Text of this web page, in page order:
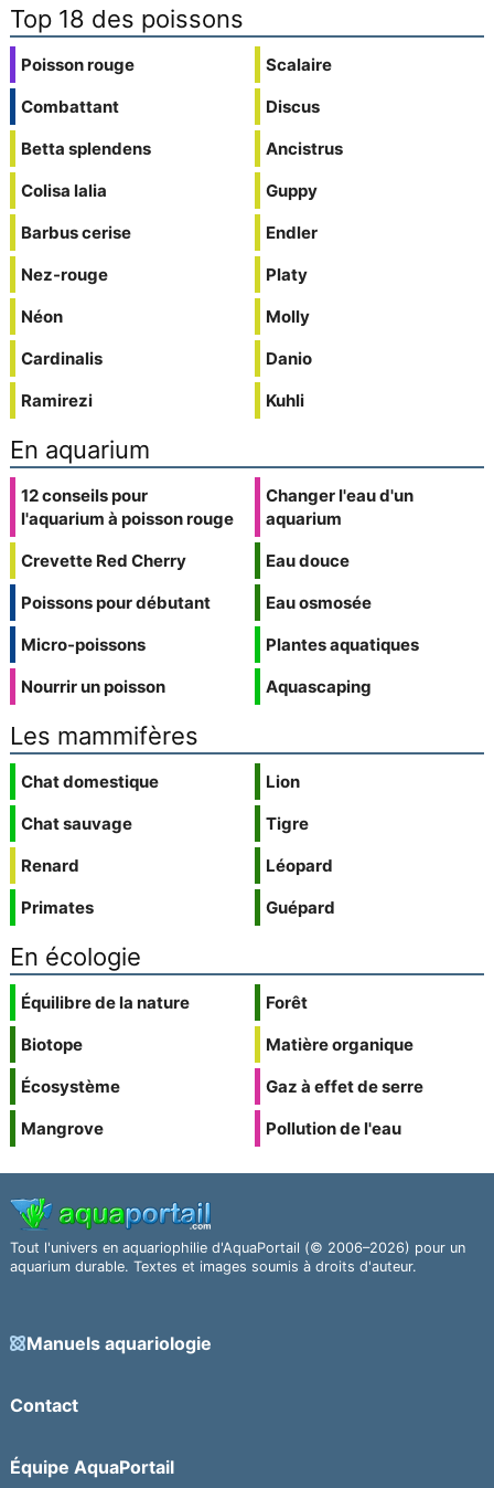
Top 18 des poissons
Poisson rouge
Combattant
Betta splendens
Colisa lalia
Barbus cerise
Nez-rouge
Néon
Cardinalis
Ramirezi
Scalaire
Discus
Ancistrus
Guppy
Endler
Platy
Molly
Danio
Kuhli
En aquarium
12 conseils pour
l'aquarium à poisson rouge
Crevette Red Cherry
Poissons pour débutant
Micro-poissons
Nourrir un poisson
Changer l'eau d'un
aquarium
Eau douce
Eau osmosée
Plantes aquatiques
Aquascaping
Les mammifères
Chat domestique
Chat sauvage
Renard
Primates
Lion
Tigre
Léopard
Guépard
En écologie
Équilibre de la nature
Biotope
Écosystème
Mangrove
Forêt
Matière organique
Gaz à effet de serre
Pollution de l'eau
Tout l'univers en aquariophilie d'AquaPortail (© 2006–2026) pour un
aquarium durable. Textes et images soumis à droits d'auteur.
Manuels aquariologie
Contact
Équipe AquaPortail